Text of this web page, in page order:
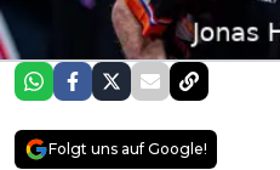
Folgt uns auf Google!